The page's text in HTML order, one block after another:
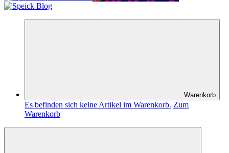
Warenkorb
Es befinden sich keine Artikel im Warenkorb. Zum
Warenkorb